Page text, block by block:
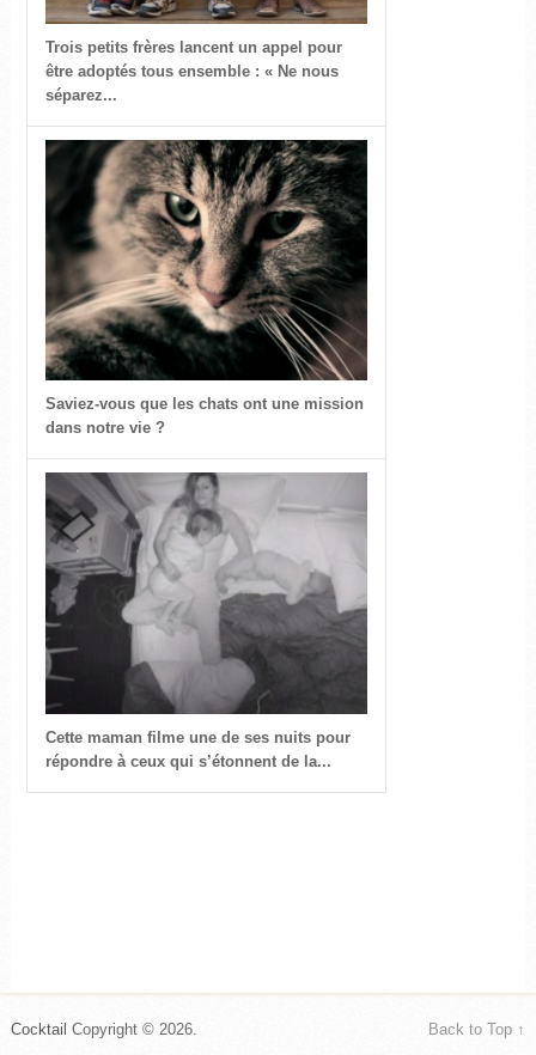
Trois petits frères lancent un appel pour
être adoptés tous ensemble : « Ne nous
séparez...
Saviez-vous que les chats ont une mission
dans notre vie ?
Cette maman filme une de ses nuits pour
répondre à ceux qui s’étonnent de la...
Cocktail Copyright © 2026. Back to Top ↑